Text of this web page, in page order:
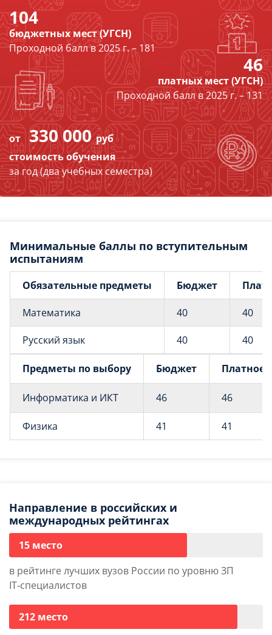
104
бюджетных мест (УГСН)
Проходной балл в 2025 г. – 181
46
платных мест (УГСН)
Проходной балл в 2025 г. – 131
от 330 000руб
стоимость обучения
за год (два учебных семестра)
Минимальные баллы по вступительным
испытаниям
Обязательные предметы Бюджет
Математика 40 40
Русский язык 40 40
Предметы по выбору Бюджет Платное
Информатика и ИКТ 46 46
Физика 41 41
Направление в российских и
международных рейтингах
15 место
в рейтинге лучших вузов России по уровню ЗП
IT‑специалистов
212 место